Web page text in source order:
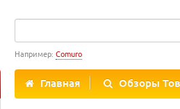
Например: Comuro
Главная Обзоры